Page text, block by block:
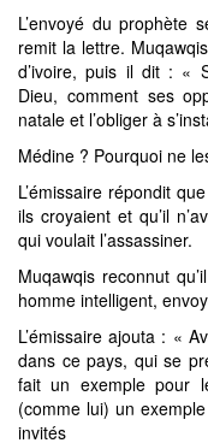
L’envoyé du prophète
remit la lettre.
d’ivoire, puis il dit : «
Dieu, comment ses
natale et l’obliger à
Médine ? Pourquoi ne
L’émissaire répondit
ils croyaient et qu’il
qui voulait l’assassiner.
Muqawqis reconnut
homme intelligent,
L’émissaire ajouta : «
dans ce pays, qui se
fait un exemple pour
(comme lui) un
invités